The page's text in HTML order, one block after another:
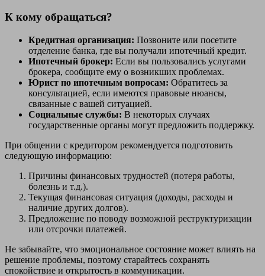
К кому обращаться?
Кредитная организация: Позвоните или посетите
отделение банка, где вы получали ипотечный кредит.
Ипотечный брокер: Если вы пользовались услугами
брокера, сообщите ему о возникших проблемах.
Юрист по ипотечным вопросам: Обратитесь за
консультацией, если имеются правовые нюансы,
связанные с вашей ситуацией.
Социальные службы: В некоторых случаях
государственные органы могут предложить поддержку.
При общении с кредитором рекомендуется подготовить
следующую информацию:
Причины финансовых трудностей (потеря работы,
болезнь и т.д.).
Текущая финансовая ситуация (доходы, расходы и
наличие других долгов).
Предложение по поводу возможной реструктуризации
или отсрочки платежей.
Не забывайте, что эмоциональное состояние может влиять на
решение проблемы, поэтому старайтесь сохранять
спокойствие и открытость в коммуникации.